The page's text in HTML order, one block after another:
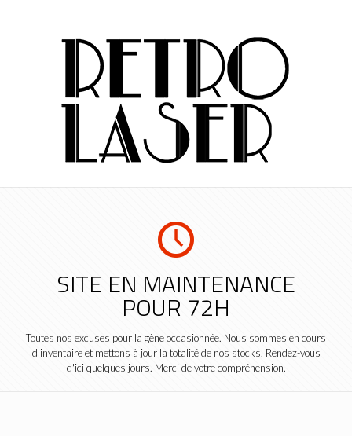
SITE EN MAINTENANCE
POUR 72H
Toutes nos excuses pour la gène occasionnée. Nous sommes en cours
d'inventaire et mettons à jour la totalité de nos stocks. Rendez-vous
d'ici quelques jours. Merci de votre compréhension.